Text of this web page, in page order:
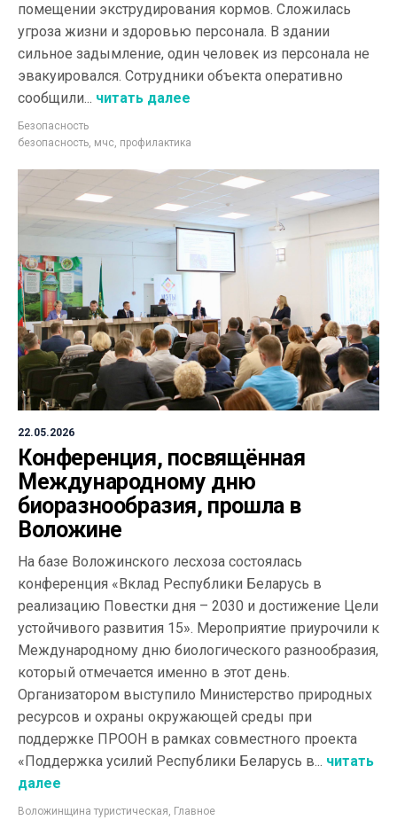
помещении экструдирования кормов. Сложилась
угроза жизни и здоровью персонала. В здании
сильное задымление, один человек из персонала не
эвакуировался. Сотрудники объекта оперативно
сообщили... читать далее
Безопасность
безопасность, мчс, профилактика
22.05.2026
Конференция, посвящённая
Международному дню
биоразнообразия, прошла в
Воложине
На базе Воложинского лесхоза состоялась
конференция «Вклад Республики Беларусь в
реализацию Повестки дня – 2030 и достижение Цели
устойчивого развития 15». Мероприятие приурочили к
Международному дню биологического разнообразия,
который отмечается именно в этот день.
Организатором выступило Министерство природных
ресурсов и охраны окружающей среды при
поддержке ПРООН в рамках совместного проекта
«Поддержка усилий Республики Беларусь в... читать
далее
Воложинщина туристическая, Главное